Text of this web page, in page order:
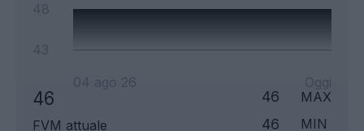
48
43
04 ago 26
Oggi
46
FVM attuale
46 MAX
46 MIN